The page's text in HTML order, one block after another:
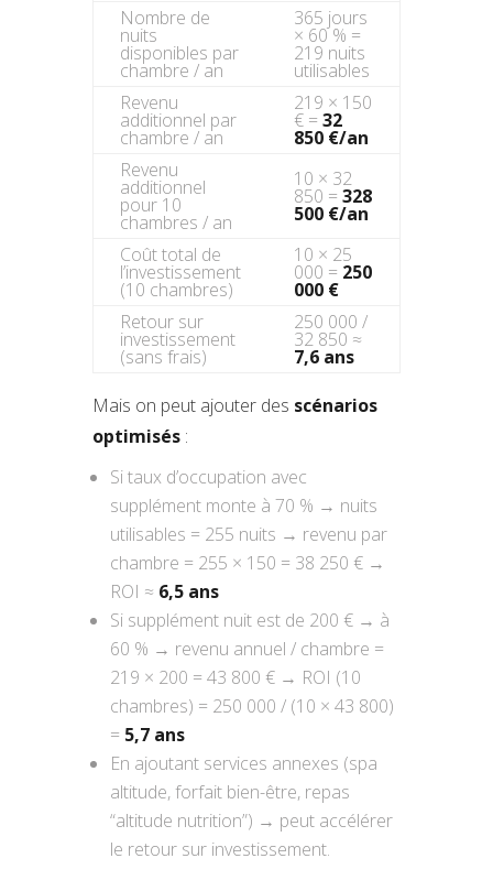
Nombre de
nuits
disponibles par
chambre / an
365 jours
× 60 % =
219 nuits
utilisables
Revenu
additionnel par
chambre / an
219 × 150
€ = 32
850 €/an
Revenu
additionnel
pour 10
chambres / an
10 × 32
850 = 328
500 €/an
Coût total de
l’investissement
(10 chambres)
10 × 25
000 = 250
000 €
Retour sur
investissement
(sans frais)
250 000 /
32 850 ≈
7,6 ans
Mais on peut ajouter des scénarios
optimisés :
Si taux d’occupation avec
supplément monte à 70 % → nuits
utilisables = 255 nuits → revenu par
chambre = 255 × 150 = 38 250 € →
ROI ≈ 6,5 ans
Si supplément nuit est de 200 € → à
60 % → revenu annuel / chambre =
219 × 200 = 43 800 € → ROI (10
chambres) = 250 000 / (10 × 43 800)
= 5,7 ans
En ajoutant services annexes (spa
altitude, forfait bien-être, repas
“altitude nutrition”) → peut accélérer
le retour sur investissement.